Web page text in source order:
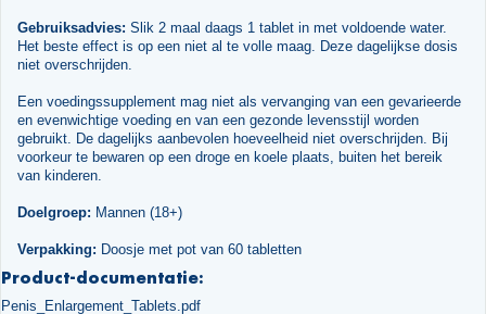
Gebruiksadvies: Slik 2 maal daags 1 tablet in met voldoende water.
Het beste effect is op een niet al te volle maag. Deze dagelijkse dosis
niet overschrijden.
Een voedingssupplement mag niet als vervanging van een gevarieerde
en evenwichtige voeding en van een gezonde levensstijl worden
gebruikt. De dagelijks aanbevolen hoeveelheid niet overschrijden. Bij
voorkeur te bewaren op een droge en koele plaats, buiten het bereik
van kinderen.
Doelgroep: Mannen (18+)
Verpakking: Doosje met pot van 60 tabletten
Product-documentatie:
Penis_Enlargement_Tablets.pdf